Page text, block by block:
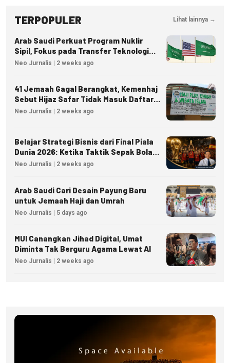
TERPOPULER Lihat lainnya →
Arab Saudi Perkuat Program Nuklir
Sipil, Fokus pada Transfer Teknologi
dan Kedaulatan Energi
Neo Jurnalis | 2 weeks ago
41 Jemaah Gagal Berangkat, Kemenhaj
Sebut Hijaz Safar Tidak Masuk Daftar
Resmi PPIU
Neo Jurnalis | 2 weeks ago
Belajar Strategi Bisnis dari Final Piala
Dunia 2026: Ketika Taktik Sepak Bola
Menjadi Inspirasi Kesuksesan Bisnis
Neo Jurnalis | 2 weeks ago
Arab Saudi Cari Desain Payung Baru
untuk Jemaah Haji dan Umrah
Neo Jurnalis | 5 days ago
MUI Canangkan Jihad Digital, Umat
Diminta Tak Berguru Agama Lewat AI
Neo Jurnalis | 2 weeks ago